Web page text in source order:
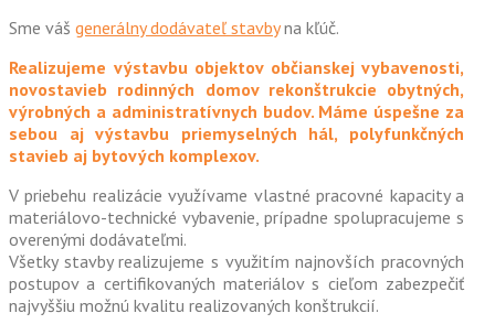
Sme váš generálny dodávateľ stavbyna kľúč.
Realizujeme výstavbu objektov občianskej vybavenosti,
novostavieb rodinných domov rekonštrukcie obytných,
výrobných a administratívnych budov. Máme úspešne za
sebou aj výstavbu priemyselných hál, polyfunkčných
stavieb aj bytových komplexov.
V priebehu realizácie využívame vlastné pracovné kapacity a
materiálovo-technické vybavenie, prípadne spolupracujeme s
overenými dodávateľmi.
Všetky stavby realizujeme s využitím najnovších pracovných
postupov a certifikovaných materiálov s cieľom zabezpečiť
najvyššiu možnú kvalitu realizovaných konštrukcií.